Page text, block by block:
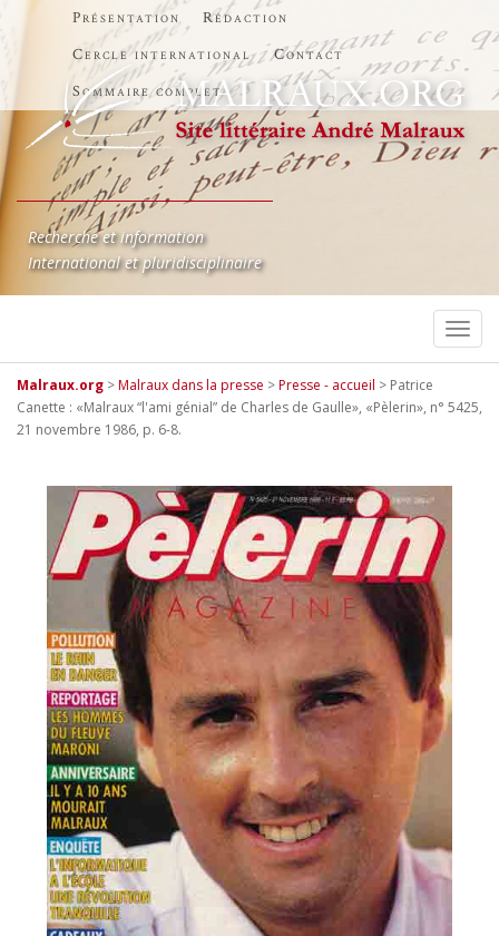
Présentation
Rédaction
Cercle international
Contact
Sommaire complet
Recherche et information
International et pluridisciplinaire
Malraux.org >Malraux dans la presse >Presse - accueil > Patrice
Canette : «Malraux “l'ami génial” de Charles de Gaulle», «Pèlerin», n° 5425,
21 novembre 1986, p. 6-8.